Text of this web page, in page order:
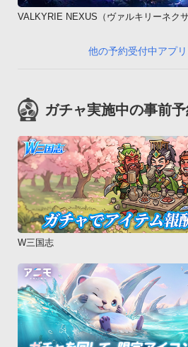
VALKYRIE NEXUS（ヴァルキリーネクサ
他の予約受付中アプ
ガチャ実施中の事前
W三国志